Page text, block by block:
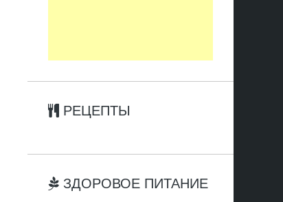
РЕЦЕПТЫ
ЗДОРОВОЕ ПИТАНИЕ